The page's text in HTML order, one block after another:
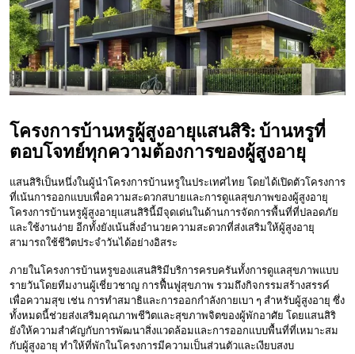
โครงการบ้านหรูผู้สูงอายุแสนสิริ: บ้านหรูที่
ตอบโจทย์ทุกความต้องการของผู้สูงอายุ
แสนสิริเป็นหนึ่งในผู้นำโครงการบ้านหรูในประเทศไทย โดยได้เปิดตัวโครงการ
ที่เน้นการออกแบบเพื่อความสะดวกสบายและการดูแลสุขภาพของผู้สูงอายุ
โครงการบ้านหรูผู้สูงอายุแสนสิรินี้มีจุดเด่นในด้านการจัดการพื้นที่ที่ปลอดภัย
และใช้งานง่าย อีกทั้งยังเน้นสิ่งอำนวยความสะดวกที่ส่งเสริมให้ผู้สูงอายุ
สามารถใช้ชีวิตประจำวันได้อย่างอิสระ
ภายในโครงการบ้านหรูของแสนสิริมีบริการครบครันทั้งการดูแลสุขภาพแบบ
รายวันโดยทีมงานผู้เชี่ยวชาญ การฟื้นฟูสุขภาพ รวมถึงกิจกรรมสร้างสรรค์
เพื่อความสุข เช่น การทำสมาธิและการออกกำลังกายเบา ๆ สำหรับผู้สูงอายุ ซึ่ง
ทั้งหมดนี้ช่วยส่งเสริมคุณภาพชีวิตและสุขภาพจิตของผู้พักอาศัย โดยแสนสิริ
ยังให้ความสำคัญกับการพัฒนาสิ่งแวดล้อมและการออกแบบพื้นที่ที่เหมาะสม
กับผู้สูงอายุ ทำให้ที่พักในโครงการมีความเป็นส่วนตัวและเงียบสงบ